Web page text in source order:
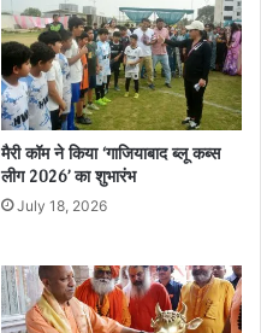
मैरी कॉम ने किया ‘गाजियाबाद ब्लू कब्स
लीग 2026’ का शुभारंभ
July 18, 2026